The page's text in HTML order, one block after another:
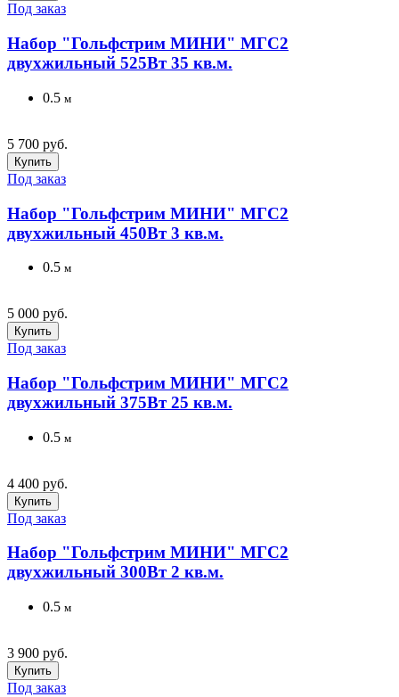
Под заказ
Набор "Гольфстрим МИНИ" МГС2
двухжильный 525Вт 35 кв.м.
0.5 м
5 700 руб.
Купить
Под заказ
Набор "Гольфстрим МИНИ" МГС2
двухжильный 450Вт 3 кв.м.
0.5 м
5 000 руб.
Купить
Под заказ
Набор "Гольфстрим МИНИ" МГС2
двухжильный 375Вт 25 кв.м.
0.5 м
4 400 руб.
Купить
Под заказ
Набор "Гольфстрим МИНИ" МГС2
двухжильный 300Вт 2 кв.м.
0.5 м
3 900 руб.
Купить
Под заказ